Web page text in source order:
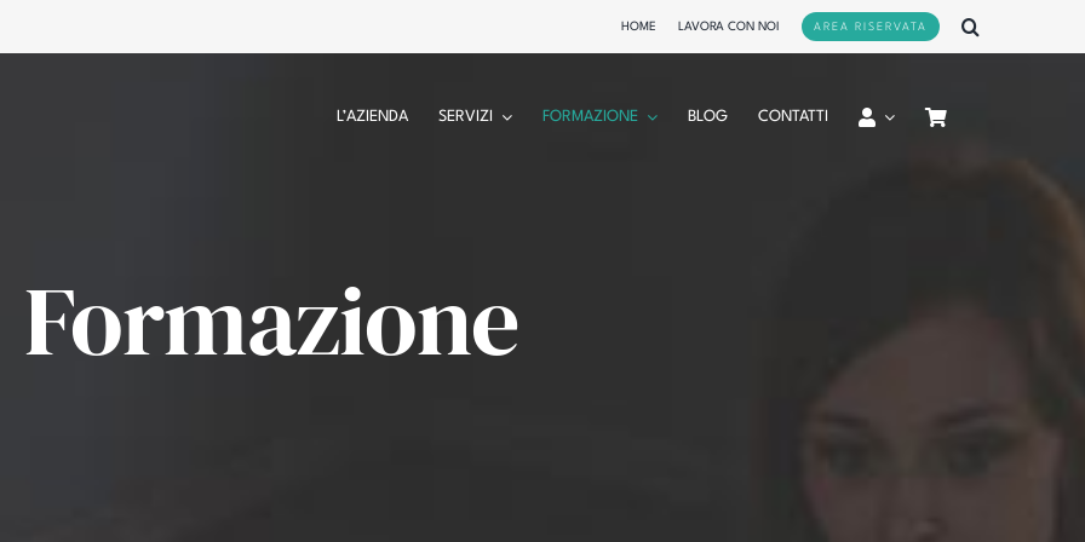
HOME LAVORA CON NOI AREA RISERVATA
L’AZIENDA SERVIZI FORMAZIONE BLOG CONTATTI
Formazione